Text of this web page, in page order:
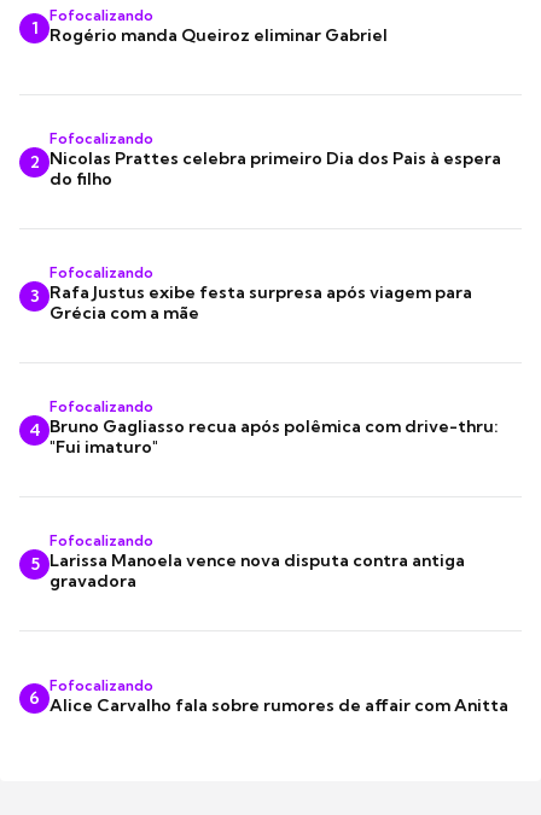
1
Fofocalizando
Rogério manda Queiroz eliminar Gabriel
2
Fofocalizando
Nicolas Prattes celebra primeiro Dia dos Pais à espera
do filho
3
Fofocalizando
Rafa Justus exibe festa surpresa após viagem para
Grécia com a mãe
4
Fofocalizando
Bruno Gagliasso recua após polêmica com drive-thru:
"Fui imaturo"
5
Fofocalizando
Larissa Manoela vence nova disputa contra antiga
gravadora
6
Fofocalizando
Alice Carvalho fala sobre rumores de affair com Anitta